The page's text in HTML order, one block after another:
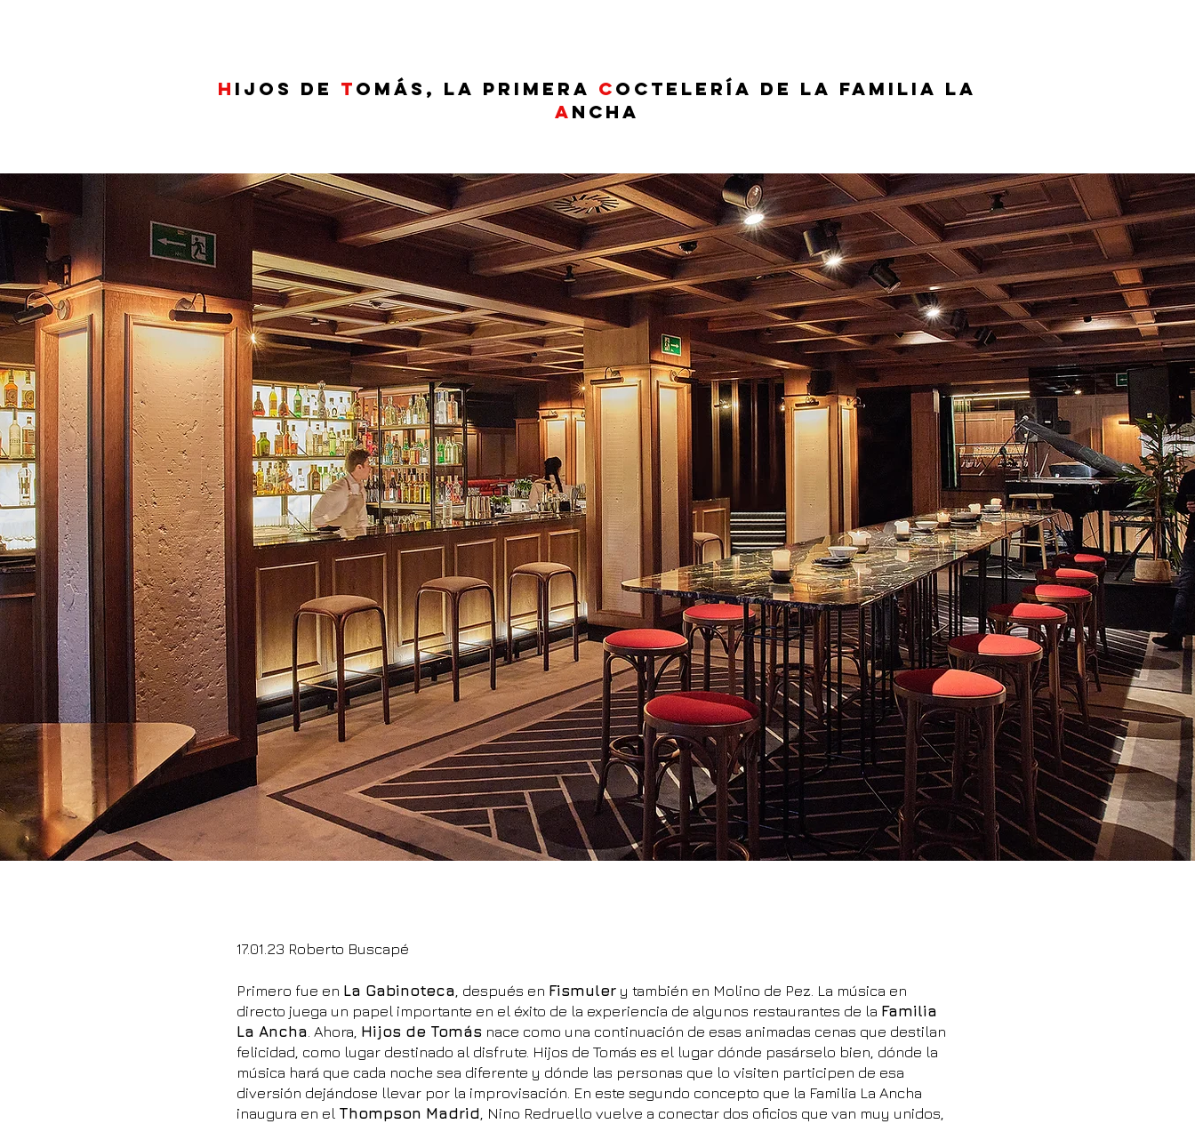
H ijos de T omás, la primera c octelería de la Familia La
A ncha
17.01.23 Roberto Buscapé
Primero fue en La Gabinoteca, después en Fismuler y también en Molino de Pez. La música en
directo juega un papel importante en el éxito de la experiencia de algunos restaurantes de la Familia
La Ancha. Ahora, Hijos de Tomás nace como una continuación de esas animadas cenas que destilan
felicidad, como lugar destinado al disfrute. Hijos de Tomás es el lugar dónde pasárselo bien, dónde la
música hará que cada noche sea diferente y dónde las personas que lo visiten participen de esa
diversión dejándose llevar por la improvisación. En este segundo concepto que la Familia La Ancha
inaugura en el Thompson Madrid, Nino Redruello vuelve a conectar dos oficios que van muy unidos,